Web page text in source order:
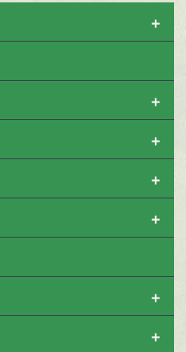
+
+
+
+
+
+
+